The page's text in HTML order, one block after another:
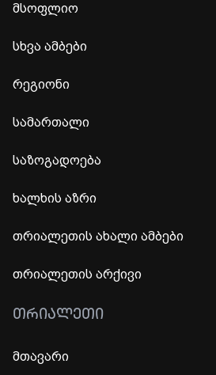
მსოფლიო
სხვა ამბები
რეგიონი
სამართალი
საზოგადოება
ხალხის აზრი
თრიალეთის ახალი ამბები
თრიალეთის არქივი
ᲗᲠᲘᲐᲚᲔᲗᲘ
მთავარი